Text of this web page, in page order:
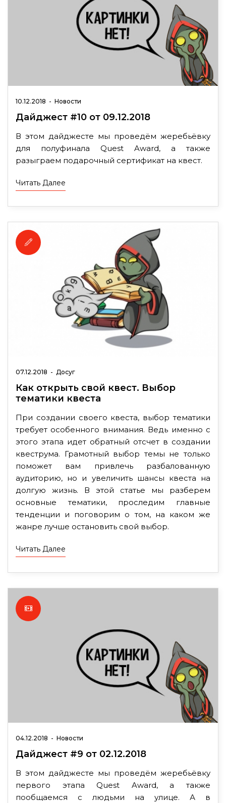
10.12.2018 - Новости
Дайджест #10 от 09.12.2018
В этом дайджесте мы проведём жеребьёвку
для полуфинала Quest Award, а также
разыграем подарочный сертификат на квест.
Читать Далее
07.12.2018 - Досуг
Как открыть свой квест. Выбор
тематики квеста
При создании своего квеста, выбор тематики
требует особенного внимания. Ведь именно с
этого этапа идет обратный отсчет в создании
квеструма. Грамотный выбор темы не только
поможет вам привлечь разбалованную
аудиторию, но и увеличить шансы квеста на
долгую жизнь. В этой статье мы разберем
основные тематики, проследим главные
тенденции и поговорим о том, на каком же
жанре лучше остановить свой выбор.
Читать Далее
04.12.2018 - Новости
Дайджест #9 от 02.12.2018
В этом дайджесте мы проведём жеребьёвку
первого этапа Quest Award, а также
пообщаемся с людьми на улице. А в